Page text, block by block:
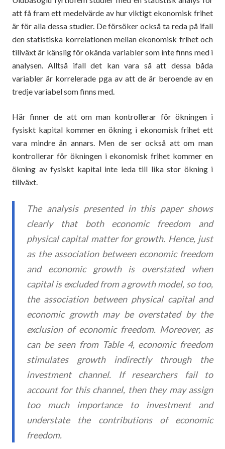
att få fram ett medelvärde av hur viktigt ekonomisk frihet
är för alla dessa studier. De försöker också ta reda på ifall
den statistiska korrelationen mellan ekonomisk frihet och
tillväxt är känslig för okända variabler som inte finns med i
analysen. Alltså ifall det kan vara så att dessa båda
variabler är korrelerade pga av att de är beroende av en
tredje variabel som finns med.
Här finner de att om man kontrollerar för ökningen i
fysiskt kapital kommer en ökning i ekonomisk frihet ett
vara mindre än annars. Men de ser också att om man
kontrollerar för ökningen i ekonomisk frihet kommer en
ökning av fysiskt kapital inte leda till lika stor ökning i
tillväxt.
The analysis presented in this paper shows
clearly that both economic freedom and
physical capital matter for growth. Hence, just
as the association between economic freedom
and economic growth is overstated when
capital is excluded from a growth model, so too,
the association between physical capital and
economic growth may be overstated by the
exclusion of economic freedom. Moreover, as
can be seen from Table 4, economic freedom
stimulates growth indirectly through the
investment channel. If researchers fail to
account for this channel, then they may assign
too much importance to investment and
understate the contributions of economic
freedom.